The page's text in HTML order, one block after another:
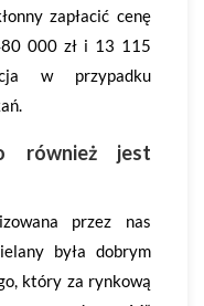
zapłacić cenę
000 zł i 13 115
w przypadku
również jest
przez nas
była dobrym
który za rynkową